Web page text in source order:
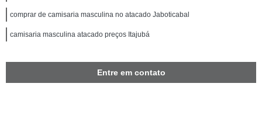
comprar de camisaria masculina no atacado Jaboticabal
camisaria masculina atacado preços Itajubá
Entre em contato